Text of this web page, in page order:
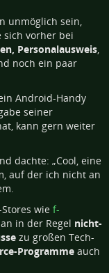
unmöglich sein,
vorher bei
Personalausweis,
noch ein paar
Android-Handy
seiner
kann gern weiter
dachte: „Cool, eine
auf der ich nicht an
wie f-
in der Regel nicht-
zu großen Tech-
Programme auch